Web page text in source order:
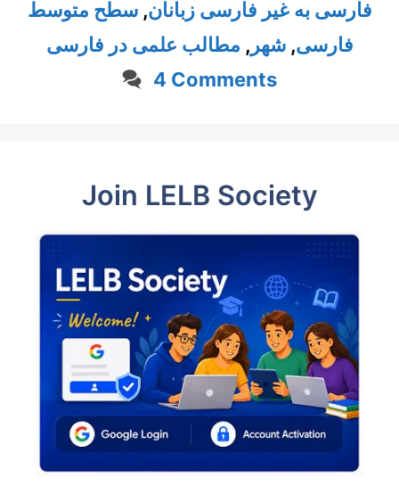
فارسی به غیر فارسی زبانان,سطح متوسط
فارسی,شهر , مطالب علمی در فارسی
4 Comments
Join LELB Society